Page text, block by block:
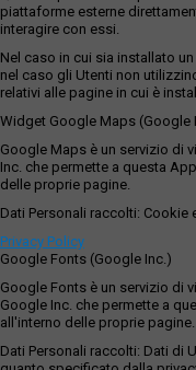
piattaforme esterne
interagire con essi.
Nel caso in cui sia installato
nel caso gli Utenti non
relativi alle pagine in cui è
Widget Google Maps (Google
Google Maps è un servizio di
Inc. che permette a questa
delle proprie pagine.
Dati Personali raccolti: Cookie
Privacy Policy
Google Fonts (Google Inc.)
Google Fonts è un servizio di
Google Inc. che permette a
all'interno delle proprie pagine.
Dati Personali raccolti: Dati di